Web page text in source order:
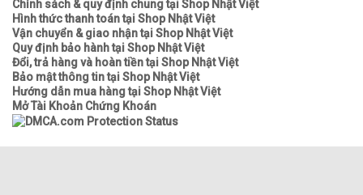
Chính sách & quy định chung tại Shop Nhật Việt
Hình thức thanh toán tại Shop Nhật Việt
Vận chuyển & giao nhận tại Shop Nhật Việt
Quy định bảo hành tại Shop Nhật Việt
Đổi, trả hàng và hoàn tiền tại Shop Nhật Việt
Bảo mật thông tin tại Shop Nhật Việt
Hướng dẫn mua hàng tại Shop Nhật Việt
Mở Tài Khoản Chứng Khoán